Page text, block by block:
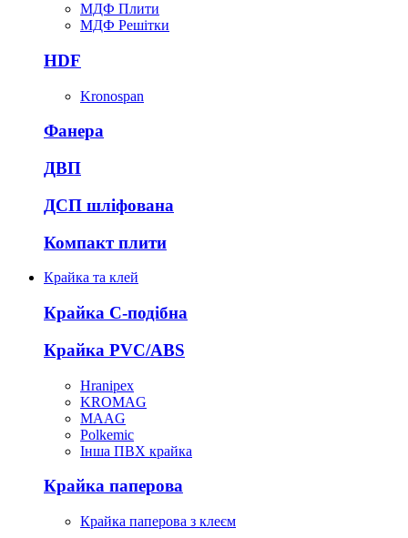
МДФ Плити
МДФ Решітки
HDF
Kronospan
Фанера
ДВП
ДСП шліфована
Компакт плити
Крайка та клей
Крайка С-подібна
Крайка PVC/ABS
Hranipex
KROMAG
MAAG
Polkemic
Інша ПВХ крайка
Крайка паперова
Крайка паперова з клеєм